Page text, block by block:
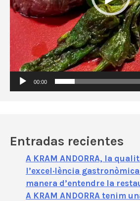
t
d
e
v
d
00:00
Entradas recientes
A KRAM ANDORRA, la
l’excel·lència
manera d’entendre la
A KRAM ANDORRA tenim